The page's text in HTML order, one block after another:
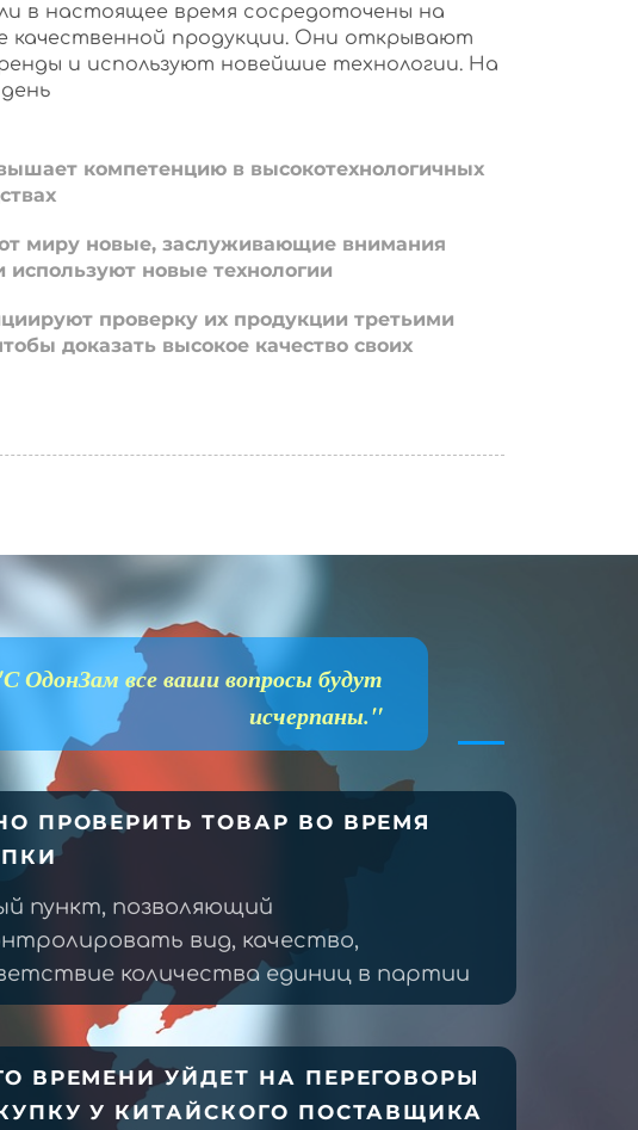
в настоящее время сосредоточены на
качественной продукции. Они открывают
и используют новейшие технологии. На
компетенцию в высокотехнологичных
миру новые, заслуживающие внимания
используют новые технологии
проверку их продукции третьими
доказать высокое качество своих
ОдонЗам все ваши вопросы будут
исчерпаны."
ПРОВЕРИТЬ ТОВАР ВО ВРЕМЯ
пункт, позволяющий
вид, качество,
количества единиц в партии
ВРЕМЕНИ УЙДЕТ НА ПЕРЕГОВОРЫ
У КИТАЙСКОГО ПОСТАВЩИКА